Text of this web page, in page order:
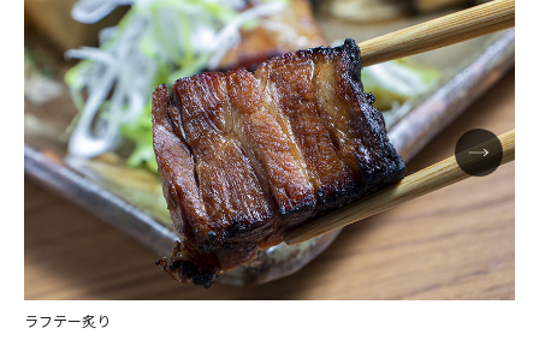
ラフテー炙り